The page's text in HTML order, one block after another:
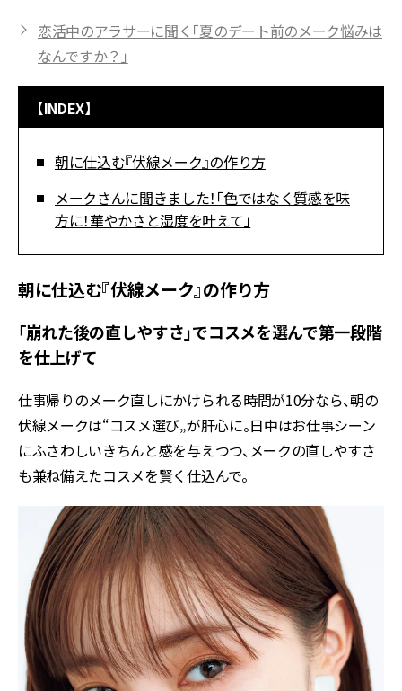
恋活中のアラサーに聞く「夏のデート前のメーク悩みは
なんですか？」
【INDEX】
朝に仕込む『伏線メーク』の作り方
メークさんに聞きました！「色ではなく質感を味
方に！華やかさと湿度を叶えて」
朝に仕込む『伏線メーク』の作り方
「崩れた後の直しやすさ」でコスメを選んで第一段階
を仕上げて
仕事帰りのメーク直しにかけられる時間が10分なら、朝の
伏線メークは“コスメ選び„が肝心に。日中はお仕事シーン
にふさわしいきちんと感を与えつつ、メークの直しやすさ
も兼ね備えたコスメを賢く仕込んで。